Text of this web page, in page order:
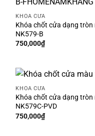
KHÓA CỬA
Khóa chốt cửa dạng
NK579-B
750,000₫
KHÓA CỬA
Khóa chốt cửa dạng tròn
NK579C-PVD
750,000₫